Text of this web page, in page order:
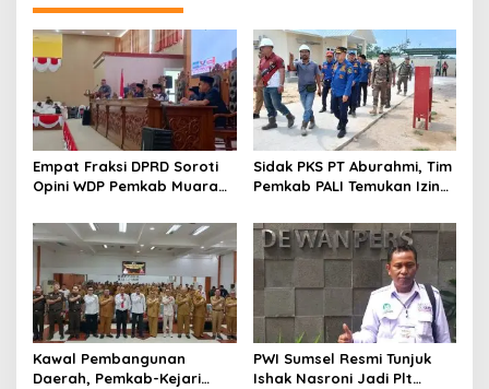
Empat Fraksi DPRD Soroti
Opini WDP Pemkab Muara
Kelola Keuangan
Sidak PKS PT Aburahmi, Tim
Pemkab PALI Temukan Izin
Kawal Pembangunan
Daerah, Pemkab-Kejari
PWI Sumsel Resmi Tunjuk
Ishak Nasroni Jadi Plt